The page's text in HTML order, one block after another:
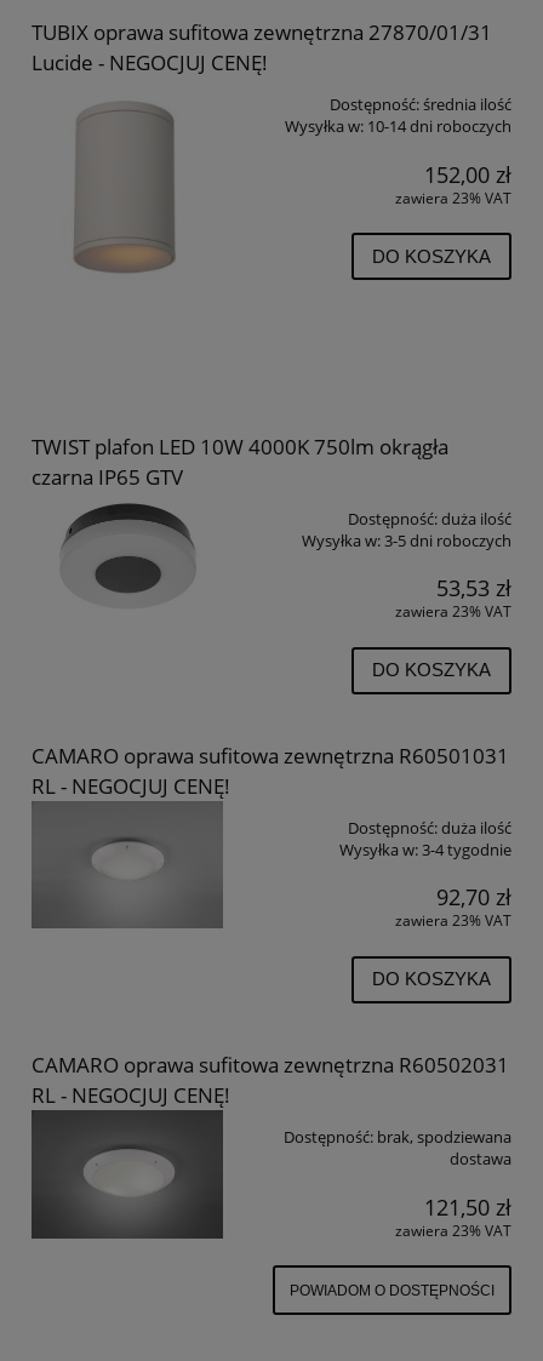
TUBIX oprawa sufitowa zewnętrzna 27870/01/31
Lucide - NEGOCJUJ CENĘ!
Dostępność:średnia ilość
Wysyłka w: 10-14 dni roboczych
152,00 zł
zawiera 23% VAT
DO KOSZYKA
TWIST plafon LED 10W 4000K 750lm okrągła
czarna IP65 GTV
Dostępność:duża ilość
Wysyłka w:3-5 dni roboczych
53,53 zł
zawiera 23% VAT
DO KOSZYKA
CAMARO oprawa sufitowa zewnętrzna R60501031
RL - NEGOCJUJ CENĘ!
Dostępność:duża ilość
Wysyłka w:3-4 tygodnie
92,70 zł
zawiera 23% VAT
DO KOSZYKA
CAMARO oprawa sufitowa zewnętrzna R60502031
RL - NEGOCJUJ CENĘ!
Dostępność: brak, spodziewana
dostawa
121,50 zł
zawiera 23% VAT
POWIADOM O DOSTĘPNOŚCI